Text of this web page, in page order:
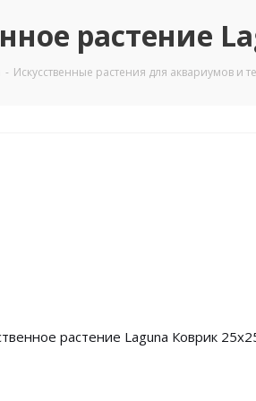
растение
- Искусственные растения для аквариумов и